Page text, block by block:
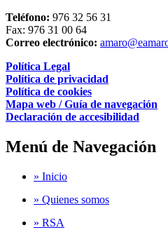
Teléfono: 976 32 56 31
Fax: 976 31 00 64
Correo electrónico:
Política Legal
Política de privacidad
Política de cookies
Mapa web / Guía de navegación
Declaración de accesibilidad
Menú de Navegación
» Inicio
» Quienes somos
» RSA